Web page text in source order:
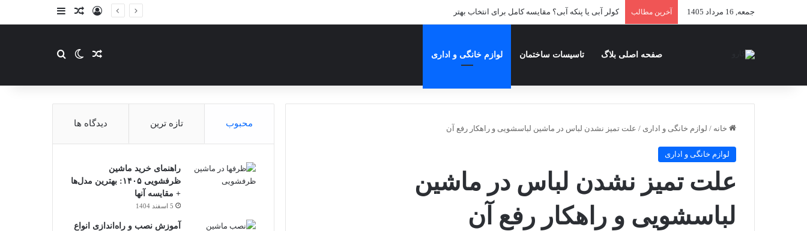
جمعه, 16 مرداد 1405 آخرین مطالب کولر آبی یا پنکه آبی؟ مقایسه کامل برای انتخاب بهتر ورودنوشته تصادفی
سایدبار
صفحه اصلی بلاگ تاسیسات ساختمان لوازم خانگی و اداری نوشته تصادفی
تغییر پوسته
جستجو برای
خانه / لوازم خانگی و اداری / علت تمیز نشدن لباس در ماشین لباسشویی و راهکار رفع آن
لوازم خانگی و اداری
علت تمیز نشدن لباس در ماشین
لباسشویی و راهکار رفع آن
محبوب تازه ترین دیدگاه ها
راهنمای خرید ماشین
ظرفشویی ۱۴۰۵: بهترین مدل‌ها
+ مقایسه آنها
5 اسفند 1404
آموزش نصب و راه‌اندازی انواع